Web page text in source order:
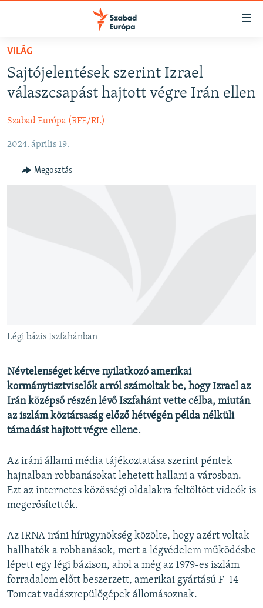
Akadálymentes
Ugrás
fő
oldalra
Ugrás
NAPIRENDEN
AKTUÁLIS
VIDEÓK
ELEMZŐ
NER15
A MÚLT TANULSÁGAI
KÖVESSEN MINKET!
Valamennyi RFE/RL weboldal
VILÁG
Sajtójelentések szerint Izrael
válaszcsapást hajtott végre Irán ellen
Szabad Európa (RFE/RL)
2024. április 19.
Megosztás
Légi bázis Iszfahánban
Névtelenséget kérve nyilatkozó amerikai
kormánytisztviselők arról számoltak be, hogy Izrael az
Irán középső részén lévő Iszfahánt vette célba, miután
az iszlám köztársaság előző hétvégén példa nélküli
támadást hajtott végre ellene.
Az iráni állami média tájékoztatása szerint péntek
hajnalban robbanásokat lehetett hallani a városban.
Ezt az internetes közösségi oldalakra feltöltött videók is
megerősítették.
Az IRNA iráni hírügynökség közölte, hogy azért voltak
hallhatók a robbanások, mert a légvédelem működésbe
lépett egy légi bázison, ahol a még az 1979-es iszlám
forradalom előtt beszerzett, amerikai gyártású F–14
Tomcat vadászrepülőgépek állomásoznak.
FELIRATKOZÁS